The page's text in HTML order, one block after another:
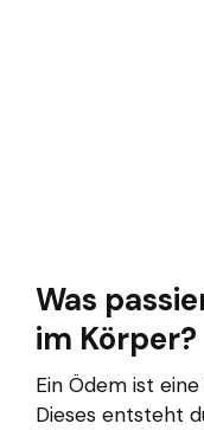
Was
im Körper?
Ein Ödem ist
Dieses entsteht